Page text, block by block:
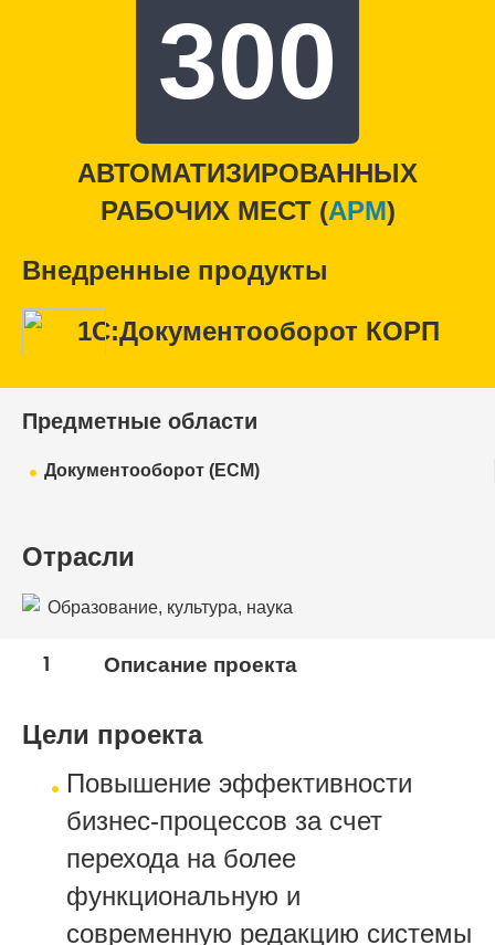
300
АВТОМАТИЗИРОВАННЫХ
РАБОЧИХ МЕСТ (APM)
Внедренные продукты
1С:Документооборот КОРП
Предметные области
Документооборот (ECM)
Отрасли
Образование, культура, наука
1 Описание проекта
Цели проекта
Повышение эффективности
бизнес-процессов за счет
перехода на более
функциональную и
современную редакцию системы